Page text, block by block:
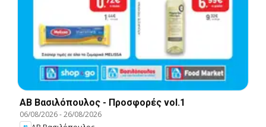
ΑΒ Βασιλόπουλος - Προσφορές vol.1
06/08/2026-26/08/2026